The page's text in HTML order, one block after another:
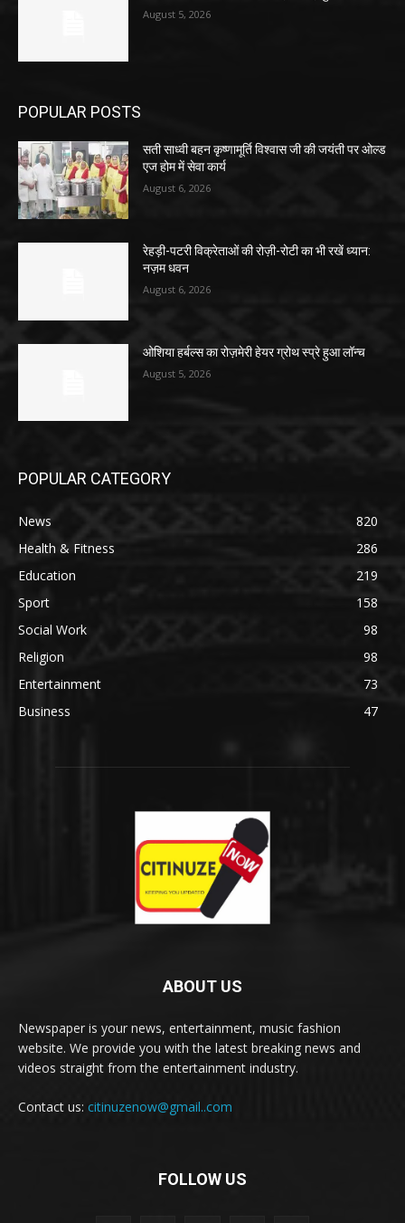
August 5, 2026
POPULAR POSTS
सती साध्वी बहन कृष्णामूर्ति विश्वास जी की जयंती पर ओल्ड
एज होम में सेवा कार्य
August 6, 2026
रेहड़ी-पटरी विक्रेताओं की रोज़ी-रोटी का भी रखें ध्यान:
नज़म धवन
August 6, 2026
ओशिया हर्बल्स का रोज़मेरी हेयर ग्रोथ स्प्रे हुआ लॉन्च
August 5, 2026
POPULAR CATEGORY
News
820
Health & Fitness
286
Education
219
Sport
158
Social Work
98
Religion
98
Entertainment
73
Business
47
ABOUT US
Newspaper is your news, entertainment, music fashion
website. We provide you with the latest breaking news and
videos straight from the entertainment industry.
Contact us: citinuzenow@gmail..com
FOLLOW US